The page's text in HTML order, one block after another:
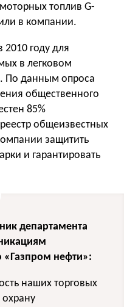
топлив G-
в компании.
2010 году для
в легковом
По данным опроса
общественного
85%
общеизвестных
защитить
и гарантировать
департамента
«Газпром нефти»:
наших торговых